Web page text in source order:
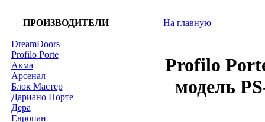
ПРОИЗВОДИТЕЛИ
DreamDoors
Profilo Porte
Акма
Арсенал
Блок Мастер
Дариано Порте
Дера
Европан
На главную
Profilo
модель